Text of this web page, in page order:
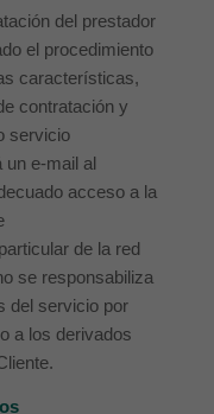
del prestador
el procedimiento
características,
contratación y
servicio
un e-mail al
acceso a la
de la red
se responsabiliza
del servicio por
a los derivados